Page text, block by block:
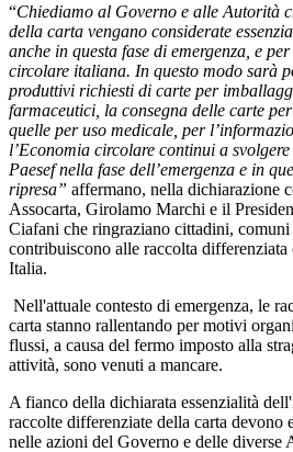
“Chiediamo al Governo e alle Autorità
della carta vengano considerate
anche in questa fase di emergenza, e
circolare italiana. In questo modo sarà
produttivi richiesti di carte per
farmaceutici, la consegna delle carte
quelle per uso medicale, per
l’Economia circolare continui a
Paesef nella fase dell’emergenza e in
ripresa” affermano, nella dichiarazione
Assocarta, Girolamo Marchi e il
Ciafani che ringraziano cittadini, comuni
contribuiscono alle raccolta
Italia.
Nell'attuale contesto di emergenza, le
carta stanno rallentando per motivi
flussi, a causa del fermo imposto alla
attività, sono venuti a mancare.
A fianco della dichiarata essenzialità
raccolte differenziate della carta devono
nelle azioni del Governo e delle diverse